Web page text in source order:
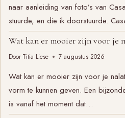
naar aanleiding van foto’s van
stuurde, en die ik doorstuurde.
Wat kan er mooier zijn voor je
Door Titia Liese 7 augustus 2026
Wat kan er mooier zijn voor je
vorm te kunnen geven. Een
is vanaf het moment dat…